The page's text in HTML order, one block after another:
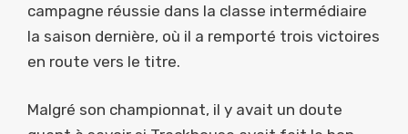
campagne réussie dans la classe intermédiaire
la saison dernière, où il a remporté trois victoires
en route vers le titre.
Malgré son championnat, il y avait un doute